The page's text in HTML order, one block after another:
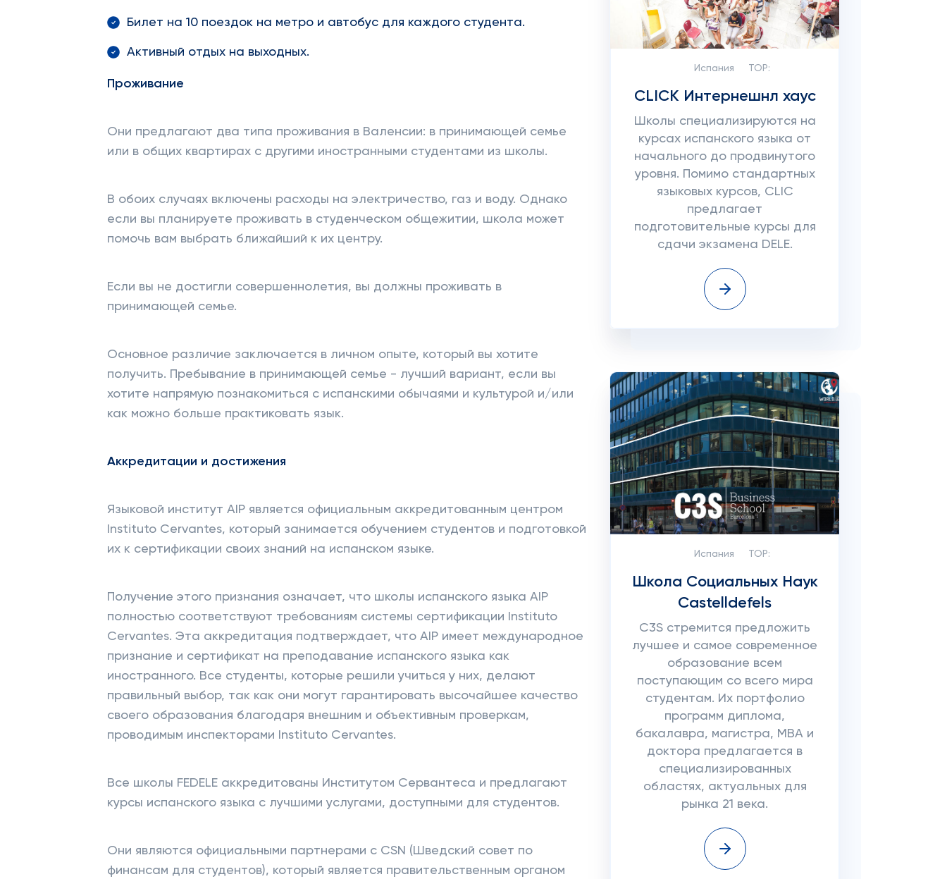
Билет на 10 поездок на метро и автобус для каждого студента.
Активный отдых на выходных.
Проживание
Они предлагают два типа проживания в Валенсии: в принимающей семье
или в общих квартирах с другими иностранными студентами из школы.
В обоих случаях включены расходы на электричество, газ и воду. Однако
если вы планируете проживать в студенческом общежитии, школа может
помочь вам выбрать ближайший к их центру.
Если вы не достигли совершеннолетия, вы должны проживать в
принимающей семье.
Основное различие заключается в личном опыте, который вы хотите
получить. Пребывание в принимающей семье - лучший вариант, если вы
хотите напрямую познакомиться с испанскими обычаями и культурой и/или
как можно больше практиковать язык.
Аккредитации и достижения
Языковой институт AIP является официальным аккредитованным центром
Instituto Cervantes, который занимается обучением студентов и подготовкой
их к сертификации своих знаний на испанском языке.
Получение этого признания означает, что школы испанского языка AIP
полностью соответствуют требованиям системы сертификации Instituto
Cervantes. Эта аккредитация подтверждает, что AIP имеет международное
признание и сертификат на преподавание испанского языка как
иностранного. Все студенты, которые решили учиться у них, делают
правильный выбор, так как они могут гарантировать высочайшее качество
своего образования благодаря внешним и объективным проверкам,
проводимым инспекторами Instituto Cervantes.
Все школы FEDELE аккредитованы Институтом Сервантеса и предлагают
курсы испанского языка с лучшими услугами, доступными для студентов.
Они являются официальными партнерами с CSN (Шведский совет по
финансам для студентов), который является правительственным органом
Испания TOP:
CLICK Интернешнл хаус
Школы специализируются на
курсах испанского языка от
начального до продвинутого
уровня. Помимо стандартных
языковых курсов, CLIC
предлагает
подготовительные курсы для
сдачи экзамена DELE.
Испания TOP:
Школа Социальных Наук
Castelldefels
C3S стремится предложить
лучшее и самое современное
образование всем
поступающим со всего мира
студентам. Их портфолио
программ диплома,
бакалавра, магистра, MBA и
доктора предлагается в
специализированных
областях, актуальных для
рынка 21 века.